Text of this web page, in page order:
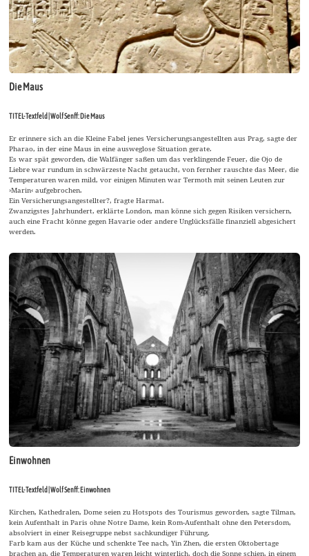
Die Maus
TITEL-Textfeld | Wolf Senff: Die Maus
Er erinnere sich an die Kleine Fabel jenes Versicherungsangestellten aus Prag, sagte der
Pharao, in der eine Maus in eine ausweglose Situation gerate.
Es war spät geworden, die Walfänger saßen um das verklingende Feuer, die Ojo de
Liebre war rundum in schwärzeste Nacht getaucht, von fernher rauschte das Meer, die
Temperaturen waren mild, vor einigen Minuten war Termoth mit seinen Leuten zur
›Marin‹ aufgebrochen.
Ein Versicherungsangestellter?, fragte Harmat.
Zwanzigstes Jahrhundert, erklärte London, man könne sich gegen Risiken versichern,
auch eine Fracht könne gegen Havarie oder andere Unglücksfälle finanziell abgesichert
werden.
Einwohnen
TITEL-Textfeld | Wolf Senff: Einwohnen
Kirchen, Kathedralen, Dome seien zu Hotspots des Tourismus geworden, sagte Tilman,
kein Aufenthalt in Paris ohne Notre Dame, kein Rom-Aufenthalt ohne den Petersdom,
absolviert in einer Reisegruppe nebst sachkundiger Führung.
Farb kam aus der Küche und schenkte Tee nach, Yin Zhen, die ersten Oktobertage
brachen an, die Temperaturen waren leicht winterlich, doch die Sonne schien, in einem